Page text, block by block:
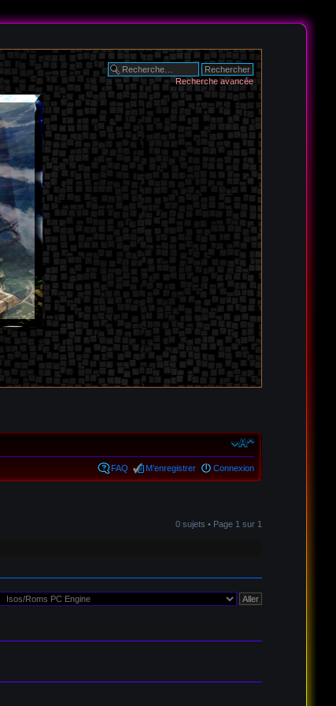
Recherche avancée
FAQ M’enregistrer Connexion
0 sujets • Page 1 sur 1